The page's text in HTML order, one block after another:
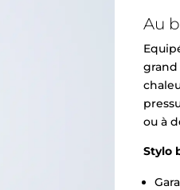
Au
grand
ou à
Stylo